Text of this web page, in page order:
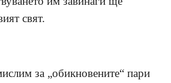
свят.
за „обикновените“ пари